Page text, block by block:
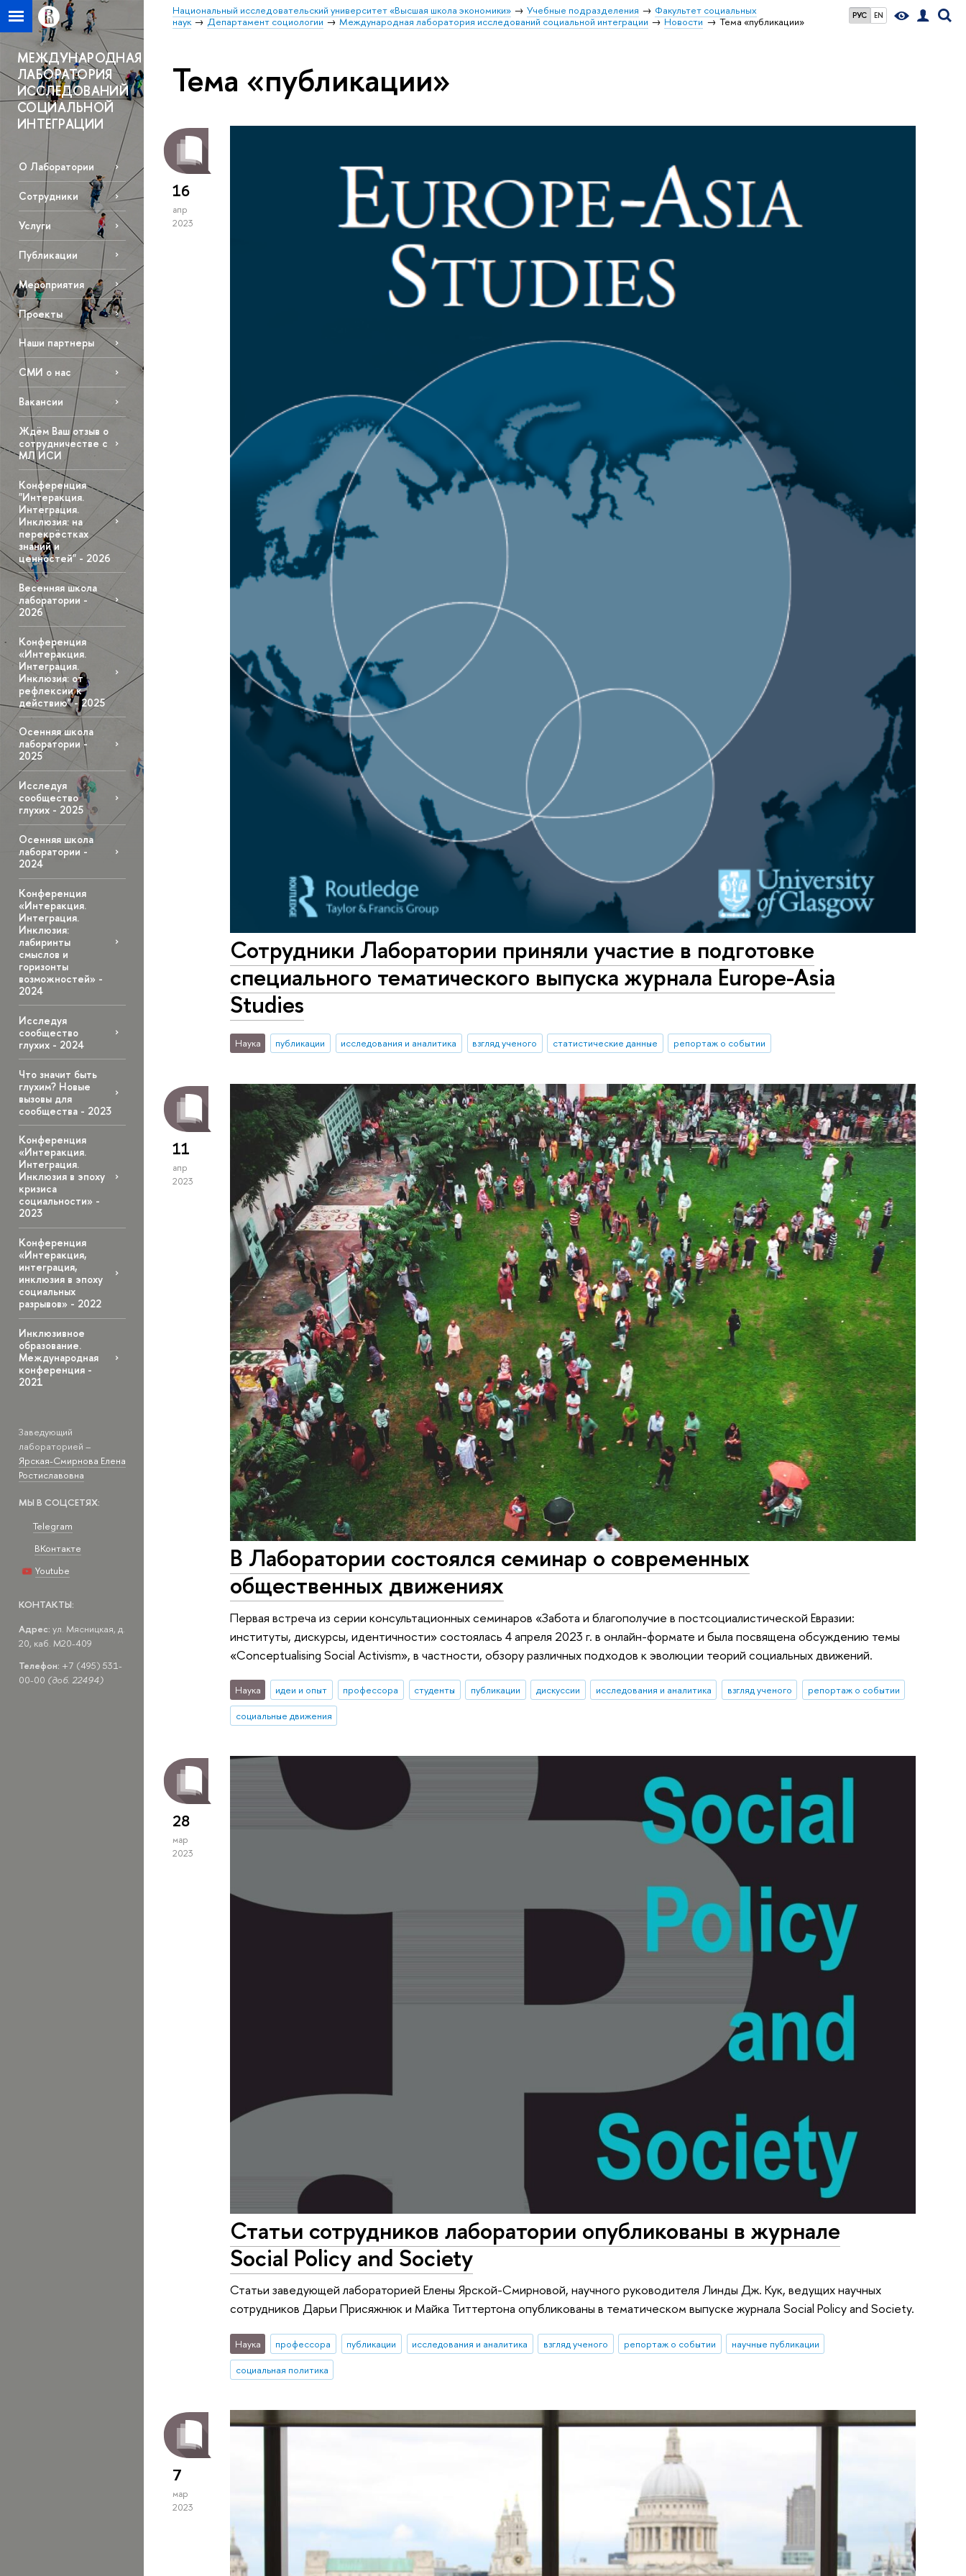
РУС EN
Национальный исследовательский университет «Высшая школа экономики» Учебные подразделения
Факультет социальных
наук
Департамент социологии Международная лаборатория исследований социальной интеграции Новости Тема «публикации»
МЕЖДУНАРОДНАЯ
ЛАБОРАТОРИЯ
ИССЛЕДОВАНИЙ
СОЦИАЛЬНОЙ
ИНТЕГРАЦИИ
О Лаборатории
Сотрудники
Услуги
Публикации
Мероприятия
Проекты
Наши партнеры
СМИ о нас
Вакансии
Ждём Ваш отзыв о
сотрудничестве с
МЛ ИСИ
Конференция
"Интеракция.
Интеграция.
Инклюзия: на
перекрёстках
знаний и
ценностей" - 2026
Весенняя школа
лаборатории -
2026
Конференция
«Интеракция.
Интеграция.
Инклюзия: от
рефлексии к
действию" - 2025
Осенняя школа
лаборатории -
2025
Исследуя
сообщество
глухих - 2025
Осенняя школа
лаборатории -
2024
Конференция
«Интеракция.
Интеграция.
Инклюзия:
лабиринты
смыслов и
горизонты
возможностей» -
2024
Исследуя
сообщество
глухих - 2024
Что значит быть
глухим? Новые
вызовы для
сообщества - 2023
Конференция
«Интеракция.
Интеграция.
Инклюзия в эпоху
кризиса
социальности» -
2023
Конференция
«Интеракция,
интеграция,
инклюзия в эпоху
социальных
разрывов» - 2022
Инклюзивное
образование.
Международная
конференция -
2021
Заведующий
лабораторией –
Ярская-Смирнова Елена
Ростиславовна
МЫ В СОЦСЕТЯХ:
Telegram
ВКонтакте
Youtube
КОНТАКТЫ:
Адрес: ул. Мясницкая, д.
20, каб. M20-409
Телефон: +7 (495) 531-
00-00 (доб. 22494)
Тема «публикации»
16
апр
2023
Сотрудники Лаборатории приняли участие в подготовке
специального тематического выпуска журнала Europe-Asia
Studies
Наука публикации исследования и аналитика взгляд ученого статистические данные репортаж о событии
11
апр
2023
В Лаборатории состоялся семинар о современных
общественных движениях
Первая встреча из серии консультационных семинаров «Забота и благополучие в постсоциалистической Евразии:
институты, дискурсы, идентичности» состоялась 4 апреля 2023 г. в онлайн-формате и была посвящена обсуждению темы
«Conceptualising Social Activism», в частности, обзору различных подходов к эволюции теорий социальных движений.
Наука идеи и опыт профессора студенты публикации дискуссии исследования и аналитика взгляд ученого
репортаж о событии
социальные движения
28
мар
2023
Статьи сотрудников лаборатории опубликованы в журнале
Social Policy and Society
Статьи заведующей лабораторией Елены Ярской-Смирновой, научного руководителя Линды Дж. Кук, ведущих научных
сотрудников Дарьи Присяжнюк и Майка Титтертона опубликованы в тематическом выпуске журнала Social Policy and Society.
Наука профессора публикации исследования и аналитика взгляд ученого репортаж о событии
научные публикации
социальная политика
7
мар
2023